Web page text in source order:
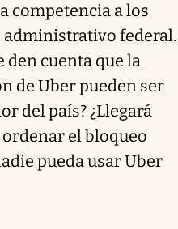
competencia a los
administrativo federal.
den cuenta que la
de Uber pueden ser
del país? ¿Llegará
ordenar el bloqueo
pueda usar Uber